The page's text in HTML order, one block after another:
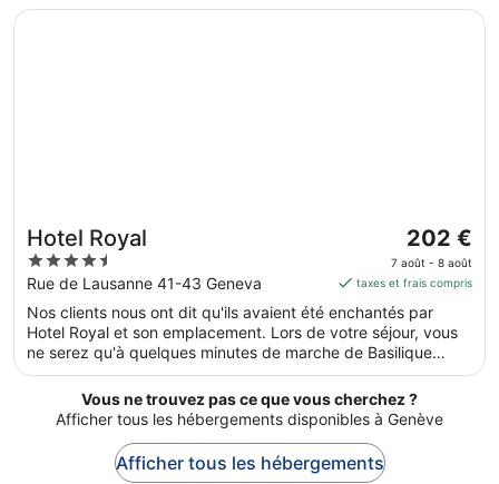
août
de cet hébergement, on compte l'accès Wi-Fi à Internet
Hotel Royal
4.5
out
of
5
Rue de Lausanne 41-43 Geneva
Le
prix
est
par
nuit
du 7
août
au 8
202 €
7 août - 8 août
taxes et frais compris
Nos clients nous ont dit qu'ils avaient été enchantés par
Hotel Royal et son emplacement. Lors de votre séjour, vous
ne serez qu'à quelques minutes de marche de Basilique
Notre-Dame. Vous pourrez profiter de services et
équipements comme l'accès Wi-Fi à Internet gratuit et 2 des
restaurants, sans oublier un centre de fitness. Cet
hébergement propose des services et équipements pour
chouchouter les boules de tous poils, notamment des
gamelles pour l'eau et la nourriture.
S’ouvre dans une nouvelle fenêtre
Hotel Royal
Vous ne trouvez pas ce que vous cherchez ?
Afficher tous les hébergements disponibles à Genève
Afficher tous les hébergements